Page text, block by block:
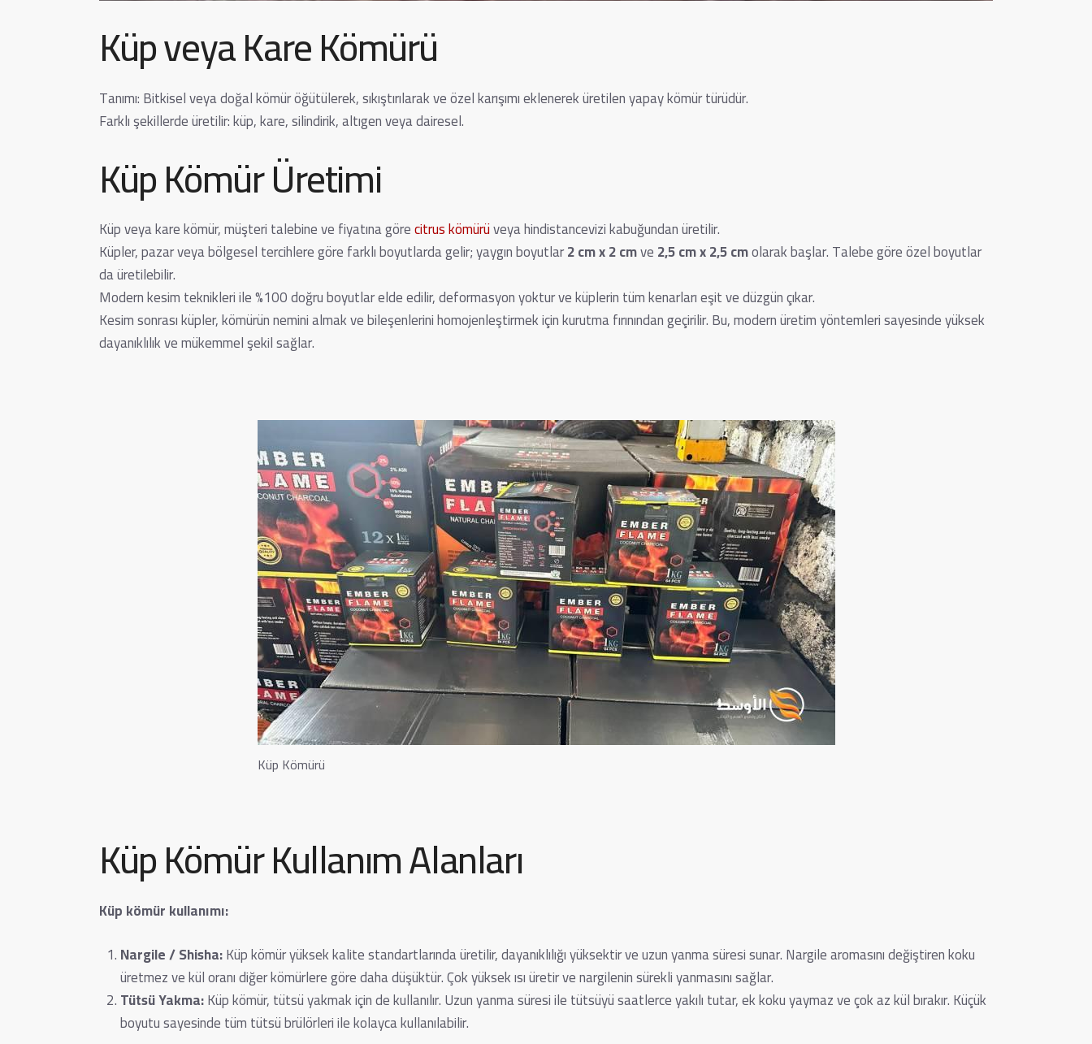
Küp veya Kare Kömürü
Tanımı: Bitkisel veya doğal kömür öğütülerek, sıkıştırılarak ve özel karışımı eklenerek üretilen yapay kömür türüdür.
Farklı şekillerde üretilir: küp, kare, silindirik, altıgen veya dairesel.
Küp Kömür Üretimi
Küp veya kare kömür, müşteri talebine ve fiyatına görecitrus kömürüveya hindistancevizi kabuğundan üretilir.
Küpler, pazar veya bölgesel tercihlere göre farklı boyutlarda gelir; yaygın boyutlar2 cm x 2 cmve2,5 cm x 2,5 cmolarak başlar. Talebe göre özel boyutlar
da üretilebilir.
Modern kesim teknikleri ile %100 doğru boyutlar elde edilir, deformasyon yoktur ve küplerin tüm kenarları eşit ve düzgün çıkar.
Kesim sonrası küpler, kömürün nemini almak ve bileşenlerini homojenleştirmek için kurutma fırınından geçirilir. Bu, modern üretim yöntemleri sayesinde yüksek
dayanıklılık ve mükemmel şekil sağlar.
Küp Kömürü
Küp Kömür Kullanım Alanları
Küp kömür kullanımı:
Nargile / Shisha:Küp kömür yüksek kalite standartlarında üretilir, dayanıklılığı yüksektir ve uzun yanma süresi sunar. Nargile aromasını değiştiren koku
üretmez ve kül oranı diğer kömürlere göre daha düşüktür. Çok yüksek ısı üretir ve nargilenin sürekli yanmasını sağlar.
Tütsü Yakma:Küp kömür, tütsü yakmak için de kullanılır. Uzun yanma süresi ile tütsüyü saatlerce yakılı tutar, ek koku yaymaz ve çok az kül bırakır. Küçük
boyutu sayesinde tüm tütsü brülörleri ile kolayca kullanılabilir.